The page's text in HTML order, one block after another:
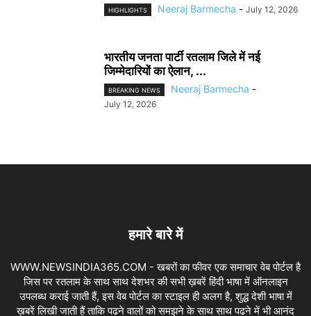
HIGHLIGHTS Neeraj Barmecha - July 12, 2026
भारतीय जनता पार्टी रतलाम जिले में नई
जिम्मेदारियों का ऐलान, ...
BREAKING NEWS Neeraj Barmecha -
July 12, 2026
हमारे बारे में
WWW.NEWSINDIA365.COM - खबरों का फीवर एक समाचार वेब पोर्टल है
जिस पर रतलाम के साथ साथ देशभर की सभी ख़बरें हिंदी भाषा में ऑनलाइन
उपलब्ध कराई जाती हैं, इस वेब पोर्टल का स्टाइल ही अलग है, शुद्ध देशी भाषा में
ख़बरें लिखी जाती हैं ताकि पढने वालों को समझने के साथ साथ पढने में भी आनंद